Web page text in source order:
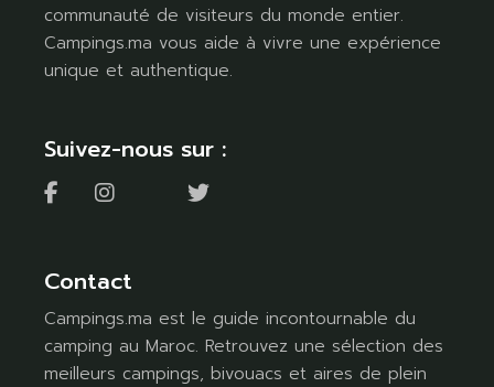
communauté de visiteurs du monde entier.
Campings.ma vous aide à vivre une expérience
unique et authentique.
Suivez-nous sur :
Contact
Campings.ma est le guide incontournable du
camping au Maroc. Retrouvez une sélection des
meilleurs campings, bivouacs et aires de plein